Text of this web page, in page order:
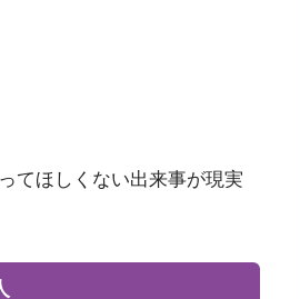
てほしくない出来事が現実